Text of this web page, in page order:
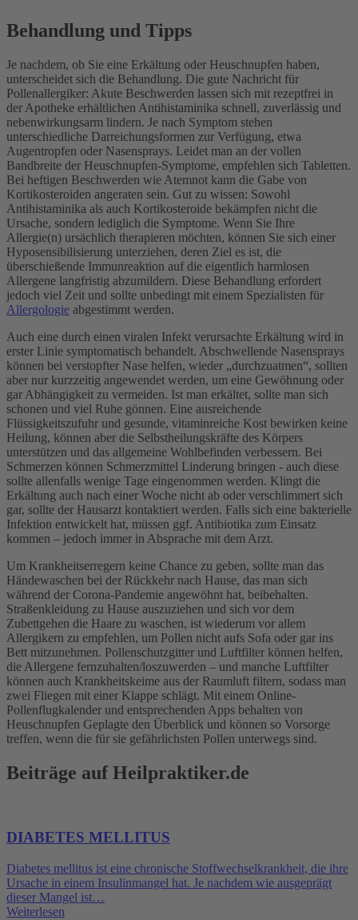
Behandlung und Tipps
Je nachdem, ob Sie eine Erkältung oder Heuschnupfen haben,
unterscheidet sich die Behandlung. Die gute Nachricht für
Pollenallergiker: Akute Beschwerden lassen sich mit rezeptfrei in
der Apotheke erhältlichen Antihistaminika schnell, zuverlässig und
nebenwirkungsarm lindern. Je nach Symptom stehen
unterschiedliche Darreichungsformen zur Verfügung, etwa
Augentropfen oder Nasensprays. Leidet man an der vollen
Bandbreite der Heuschnupfen-Symptome, empfehlen sich Tabletten.
Bei heftigen Beschwerden wie Atemnot kann die Gabe von
Kortikosteroiden angeraten sein. Gut zu wissen: Sowohl
Antihistaminika als auch Kortikosteroide bekämpfen nicht die
Ursache, sondern lediglich die Symptome. Wenn Sie Ihre
Allergie(n) ursächlich therapieren möchten, können Sie sich einer
Hyposensibilisierung unterziehen, deren Ziel es ist, die
überschießende Immunreaktion auf die eigentlich harmlosen
Allergene langfristig abzumildern. Diese Behandlung erfordert
jedoch viel Zeit und sollte unbedingt mit einem Spezialisten für
Allergologie abgestimmt werden.
Auch eine durch einen viralen Infekt verursachte Erkältung wird in
erster Linie symptomatisch behandelt. Abschwellende Nasensprays
können bei verstopfter Nase helfen, wieder „durchzuatmen“, sollten
aber nur kurzzeitig angewendet werden, um eine Gewöhnung oder
gar Abhängigkeit zu vermeiden. Ist man erkältet, sollte man sich
schonen und viel Ruhe gönnen. Eine ausreichende
Flüssigkeitszufuhr und gesunde, vitaminreiche Kost bewirken keine
Heilung, können aber die Selbstheilungskräfte des Körpers
unterstützen und das allgemeine Wohlbefinden verbessern. Bei
Schmerzen können Schmerzmittel Linderung bringen - auch diese
sollte allenfalls wenige Tage eingenommen werden. Klingt die
Erkältung auch nach einer Woche nicht ab oder verschlimmert sich
gar, sollte der Hausarzt kontaktiert werden. Falls sich eine bakterielle
Infektion entwickelt hat, müssen ggf. Antibiotika zum Einsatz
kommen – jedoch immer in Absprache mit dem Arzt.
Um Krankheitserregern keine Chance zu geben, sollte man das
Händewaschen bei der Rückkehr nach Hause, das man sich
während der Corona-Pandemie angewöhnt hat, beibehalten.
Straßenkleidung zu Hause auszuziehen und sich vor dem
Zubettgehen die Haare zu waschen, ist wiederum vor allem
Allergikern zu empfehlen, um Pollen nicht aufs Sofa oder gar ins
Bett mitzunehmen. Pollenschutzgitter und Luftfilter können helfen,
die Allergene fernzuhalten/loszuwerden – und manche Luftfilter
können auch Krankheitskeime aus der Raumluft filtern, sodass man
zwei Fliegen mit einer Klappe schlägt. Mit einem Online-
Pollenflugkalender und entsprechenden Apps behalten von
Heuschnupfen Geplagte den Überblick und können so Vorsorge
treffen, wenn die für sie gefährlichsten Pollen unterwegs sind.
Beiträge auf Heilpraktiker.de
DIABETES MELLITUS
Diabetes mellitus ist eine chronische Stoffwechselkrankheit, die ihre
Ursache in einem Insulinmangel hat. Je nachdem wie ausgeprägt
dieser Mangel ist…
Weiterlesen